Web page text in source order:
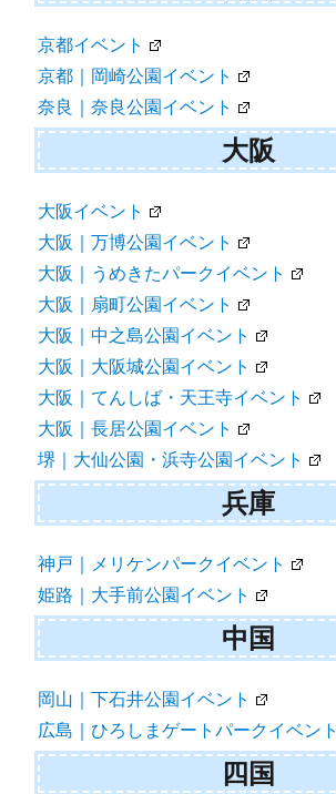
京都イベント
京都｜岡崎公園イベント
奈良｜奈良公園イベント
大阪
大阪イベント
大阪｜万博公園イベント
大阪｜うめきたパークイベント
大阪｜扇町公園イベント
大阪｜中之島公園イベント
大阪｜大阪城公園イベント
大阪｜てんしば・天王寺イベント
大阪｜長居公園イベント
堺｜大仙公園・浜寺公園イベント
兵庫
神戸｜メリケンパークイベント
姫路｜大手前公園イベント
中国
岡山｜下石井公園イベント
広島｜ひろしまゲートパークイベント
四国